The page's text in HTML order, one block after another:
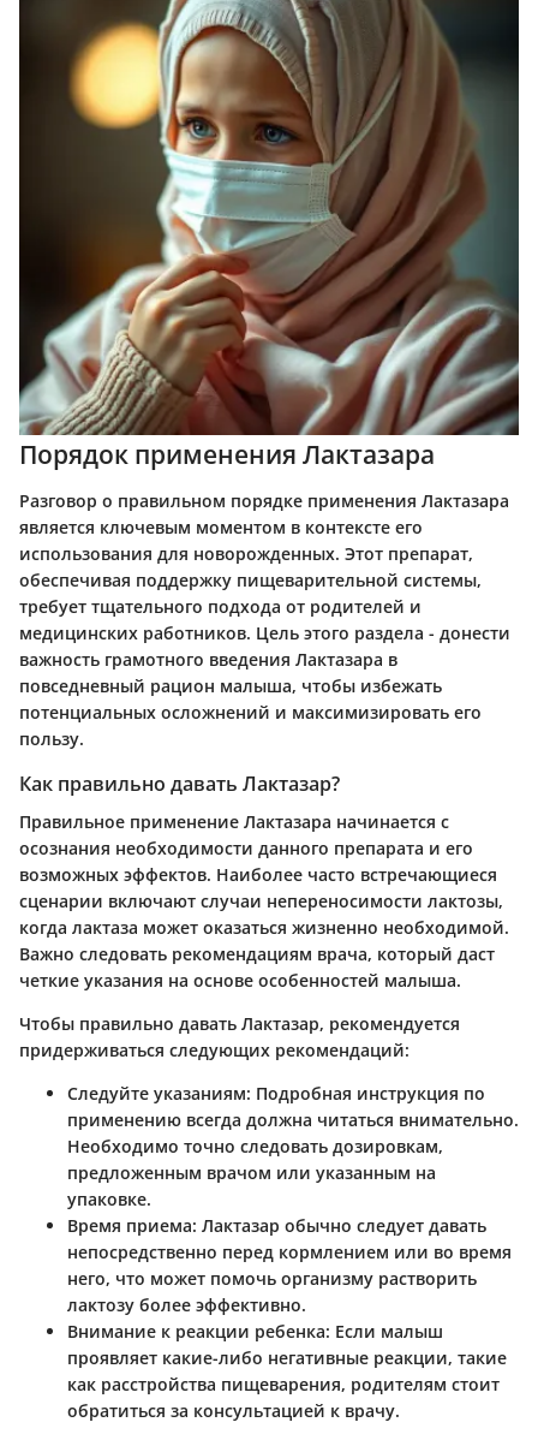
Порядок применения Лактазара
Разговор о правильном порядке применения Лактазара
является ключевым моментом в контексте его
использования для новорожденных. Этот препарат,
обеспечивая поддержку пищеварительной системы,
требует тщательного подхода от родителей и
медицинских работников. Цель этого раздела - донести
важность грамотного введения Лактазара в
повседневный рацион малыша, чтобы избежать
потенциальных осложнений и максимизировать его
пользу.
Как правильно давать Лактазар?
Правильное применение Лактазара начинается с
осознания необходимости данного препарата и его
возможных эффектов. Наиболее часто встречающиеся
сценарии включают случаи непереносимости лактозы,
когда лактаза может оказаться жизненно необходимой.
Важно следовать рекомендациям врача, который даст
четкие указания на основе особенностей малыша.
Чтобы правильно давать Лактазар, рекомендуется
придерживаться следующих рекомендаций:
Следуйте указаниям: Подробная инструкция по
применению всегда должна читаться внимательно.
Необходимо точно следовать дозировкам,
предложенным врачом или указанным на
упаковке.
Время приема: Лактазар обычно следует давать
непосредственно перед кормлением или во время
него, что может помочь организму растворить
лактозу более эффективно.
Внимание к реакции ребенка: Если малыш
проявляет какие-либо негативные реакции, такие
как расстройства пищеварения, родителям стоит
обратиться за консультацией к врачу.